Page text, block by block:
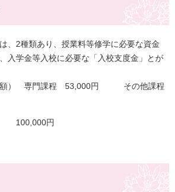
、2種類あり、授業料等修学に必要な資金
、入学金等入校に必要な「入校支度金」とが
月額） 専門課程 53,000円 その他課程
100,000円